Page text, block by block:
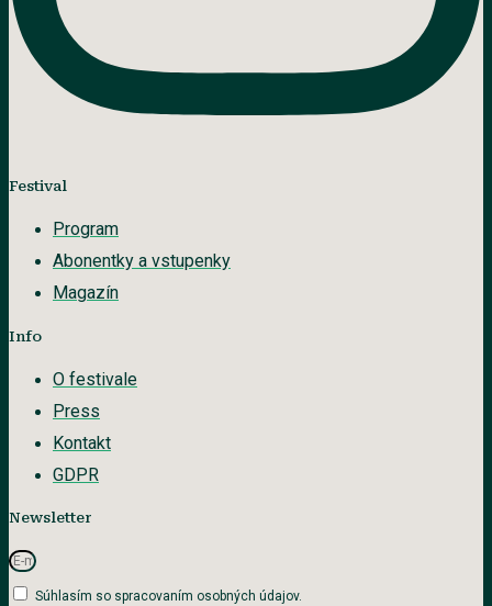
Festival
Program
Abonentky a vstupenky
Magazín
Info
O festivale
Press
Kontakt
GDPR
Newsletter
Súhlasím so spracovaním osobných údajov.